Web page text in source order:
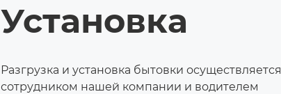
Установка
Разгрузка и установка бытовки осуществляется
сотрудником нашей компании и водителем